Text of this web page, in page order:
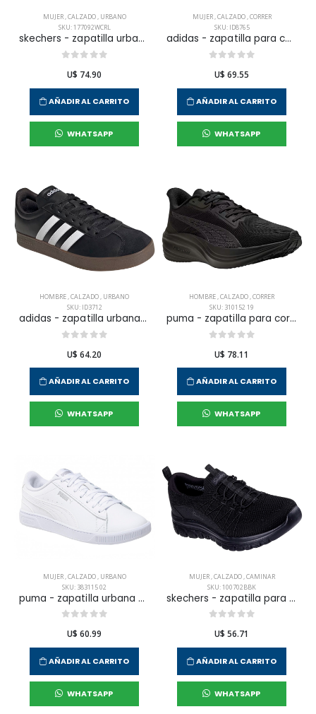
MUJER,CALZADO, URBANO
SKU: 177092WCRL
skechers - zapatilla urbana uno - pop back para mujer
U$ 74.90
AÑADIR AL CARRITO
WHATSAPP
MUJER,CALZADO,CORRER
SKU: ID8765
adidas - zapatilla para correr galaxy 7 para mujer
U$ 69.55
AÑADIR AL CARRITO
WHATSAPP
HOMBRE,CALZADO, URBANO
SKU: ID3712
adidas - zapatilla urbana vl court base para hombre
U$ 64.20
AÑADIR AL CARRITO
WHATSAPP
HOMBRE,CALZADO,CORRER
SKU: 310152 19
puma - zapatilla para correr darter pro para hombre
U$ 78.11
AÑADIR AL CARRITO
WHATSAPP
MUJER,CALZADO, URBANO
SKU: 383115 02
puma - zapatilla urbana vikky v3 lthr para mujer
U$ 60.99
AÑADIR AL CARRITO
WHATSAPP
MUJER,CALZADO,CAMINAR
SKU: 100702BBK
skechers - zapatilla para caminar graceful - picture perfect para mujer
U$ 56.71
AÑADIR AL CARRITO
WHATSAPP